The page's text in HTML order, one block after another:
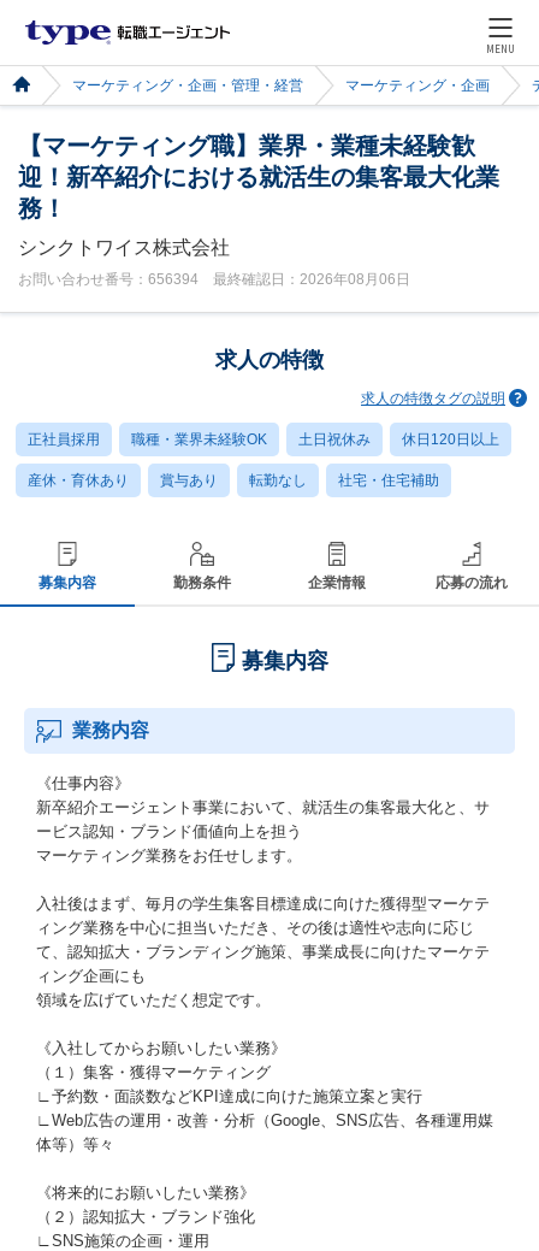
MENU
マーケティング・企画・管理・経営 マーケティング・企画
【マーケティング職】業界・業種未経験歓
迎！新卒紹介における就活生の集客最大化業
務！
シンクトワイス株式会社
お問い合わせ番号：656394 最終確認日：2026年08月06日
求人の特徴
求人の特徴タグの説明
正社員採用 職種・業界未経験OK 土日祝休み 休日120日以上
産休・育休あり 賞与あり 転勤なし 社宅・住宅補助
募集内容 勤務条件 企業情報 応募の流れ
募集内容
業務内容
《仕事内容》
新卒紹介エージェント事業において、就活生の集客最大化と、サ
ービス認知・ブランド価値向上を担う
マーケティング業務をお任せします。
入社後はまず、毎月の学生集客目標達成に向けた獲得型マーケテ
ィング業務を中心に担当いただき、その後は適性や志向に応じ
て、認知拡大・ブランディング施策、事業成長に向けたマーケテ
ィング企画にも
領域を広げていただく想定です。
《入社してからお願いしたい業務》
（１）集客・獲得マーケティング
∟予約数・面談数などKPI達成に向けた施策立案と実行
∟Web広告の運用・改善・分析（Google、SNS広告、各種運用媒
体等）等々
《将来的にお願いしたい業務》
（２）認知拡大・ブランド強化
∟SNS施策の企画・運用